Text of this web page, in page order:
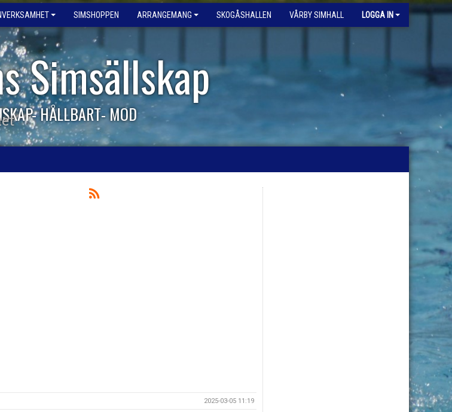
SIMSHOPPEN ARRANGEMANG SKOGÅSHALLEN VÅRBY SIMHALL LOGGA IN
Simsällskap
HÅLLBART- MOD
2025-03-05 11:19